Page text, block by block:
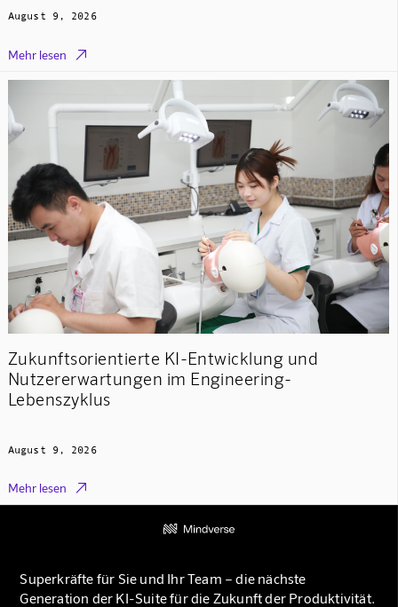
August 9, 2026
Mehr lesen 
Zukunftsorientierte KI-Entwicklung und
Nutzererwartungen im Engineering-
Lebenszyklus
August 9, 2026
Mehr lesen 
Superkräfte für Sie und Ihr Team – die nächste
Generation der KI-Suite für die Zukunft der Produktivität.